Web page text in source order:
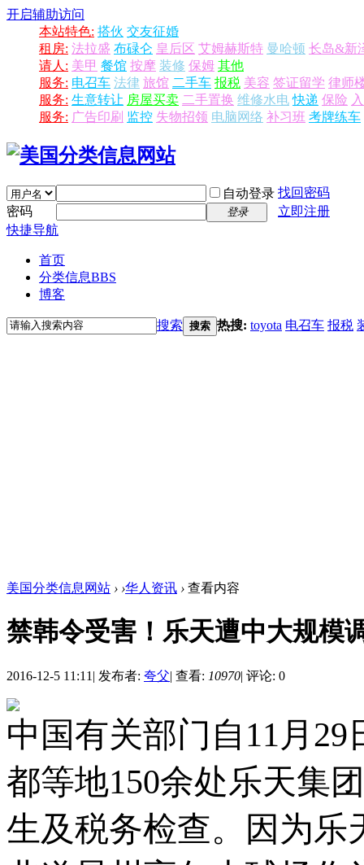
开启辅助访问
本站特色: 搭伙 交友征婚
租房: 法拉盛 布碌仑 皇后区 艾姆赫斯特 曼哈顿 长岛&新
请人: 美甲 餐馆 按摩 装修 保姆 其他
服务: 电召车 法律 旅馆 二手车 报税 美容 签证留学 律师
服务: 生意转让 房屋买卖 二手置换 维修水电 快递 保险
服务: 广告印刷 监控 失物招领 电脑网络 补习班 考牌练车
自动登录 找回密码
密码
登录
立即注册
快捷导航
首页
分类信息BBS
博客
搜索 搜索 热搜: toyota 电召车 报税
美国分类信息网站 › ›华人资讯 › 查看内容
禁韩令受害！乐天遭中大规模
2016-12-5 11:11 | 发布者: 夸父| 查看: 10970| 评论: 0
中国有关部门自11月
都等地150余处乐天集
生及税务检查。因为乐